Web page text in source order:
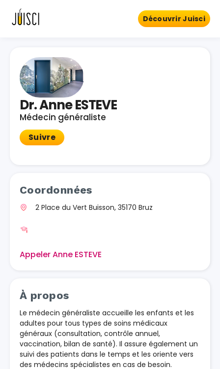
Découvrir Juisci
Dr. Anne ESTEVE
Médecin généraliste
Suivre
Coordonnées
2 Place du Vert Buisson, 35170 Bruz
Appeler Anne ESTEVE
À propos
Le médecin généraliste accueille les enfants et les
adultes pour tous types de soins médicaux
généraux (consultation, contrôle annuel,
vaccination, bilan de santé). Il assure également un
suivi des patients dans le temps et les oriente vers
des médecins spécialistes en cas de besoin.